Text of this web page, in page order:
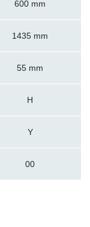
600 mm
1435 mm
55 mm
H
Y
00